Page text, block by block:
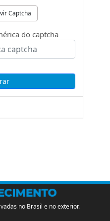
Captcha
do captcha
no Brasil e no exterior.